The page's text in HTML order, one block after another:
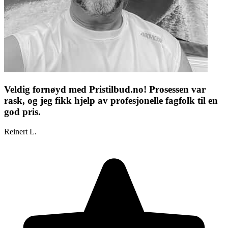
Veldig fornøyd med Pristilbud.no! Prosessen var
rask, og jeg fikk hjelp av profesjonelle fagfolk til en
god pris.
Reinert L.